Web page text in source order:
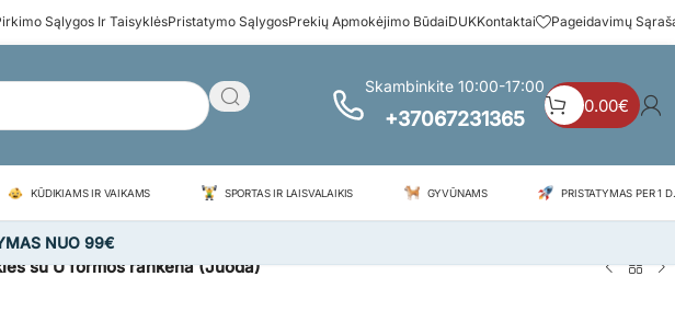
Sąlygos Ir TaisyklėsPristatymo SąlygosPrekių Apmokėjimo BūdaiDUKKontaktai Pageidavimų
Skambinkite 10:00-17:00
+37067231365
0.00€
KŪDIKIAMS IR VAIKAMS SPORTAS IR LAISVALAIKIS GYVŪNAMS PRISTATYMAS PER 1
NUO 99€
su U formos rankena (Juoda)